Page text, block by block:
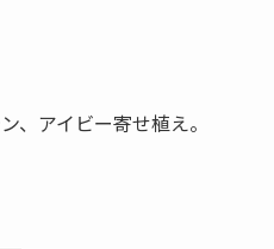
、アイビー寄せ植え。